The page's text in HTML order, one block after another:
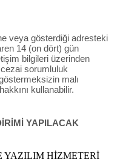
veya gösterdiği adresteki
14 (on dört) gün
bilgileri üzerinden
sorumluluk
malı
kullanabilir.
YAPILACAK
YAZILIM HİZMETERİ